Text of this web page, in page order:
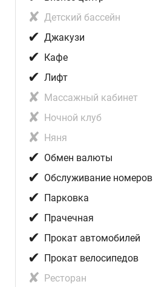
✘ Детский бассейн
✔ Джакузи
✔ Кафе
✔ Лифт
✘ Массажный кабинет
✘ Ночной клуб
✘ Няня
✔ Обмен валюты
✔ Обслуживание номеров
✔ Парковка
✔ Прачечная
✔ Прокат автомобилей
✔ Прокат велосипедов
✘ Ресторан